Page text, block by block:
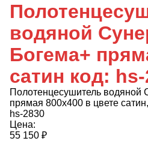
водяной
Богема+
сатин код:
Полотенцесушитель водяной
прямая 800x400 в цвете
hs-2830
Цена:
55 150 ₽